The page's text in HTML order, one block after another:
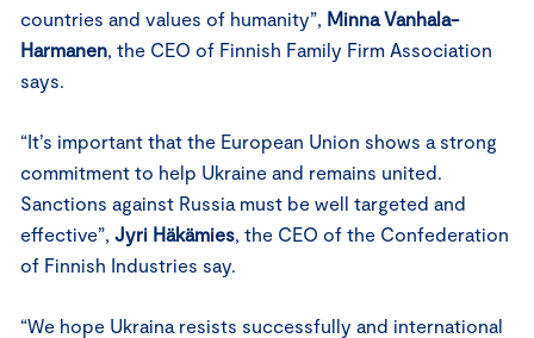
countries and values of humanity”, Minna Vanhala-
Harmanen, the CEO of Finnish Family Firm Association
says.
“It’s important that the European Union shows a strong
commitment to help Ukraine and remains united.
Sanctions against Russia must be well targeted and
effective”, Jyri Häkämies, the CEO of the Confederation
of Finnish Industries say.
“We hope Ukraina resists successfully and international